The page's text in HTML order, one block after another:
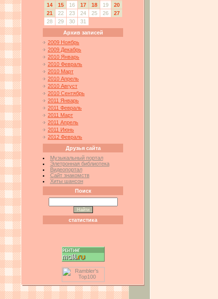
14
15 16 17 18 19
20
21
22 23 24 25 26
27
28
29 30
31
Архив записей
2009 Ноябрь
2009 Декабрь
2010 Январь
2010 Февраль
2010 Март
2010 Апрель
2010 Август
2010 Сентябрь
2011 Январь
2011 Февраль
2011 Март
2011 Апрель
2011 Июнь
2012 Февраль
Друзья сайта
Музыкальный портал
Элетронная библиотека
Видеопортал
Сайт знакомств
Хиты шансон
Поиск
статистика